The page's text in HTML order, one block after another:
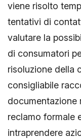
viene risolto
tentativi di
valutare la
di consumatori
risoluzione della
consigliabile
documentazione
reclamo formale
intraprendere